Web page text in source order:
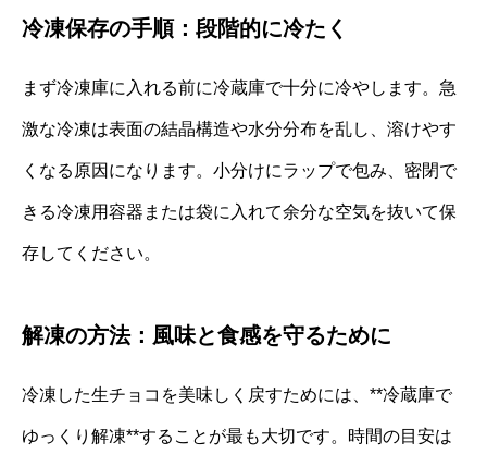
冷凍保存の手順：段階的に冷たく
まず冷凍庫に入れる前に冷蔵庫で十分に冷やします。急
激な冷凍は表面の結晶構造や水分分布を乱し、溶けやす
くなる原因になります。小分けにラップで包み、密閉で
きる冷凍用容器または袋に入れて余分な空気を抜いて保
存してください。
解凍の方法：風味と食感を守るために
冷凍した生チョコを美味しく戻すためには、**冷蔵庫で
ゆっくり解凍**することが最も大切です。時間の目安は